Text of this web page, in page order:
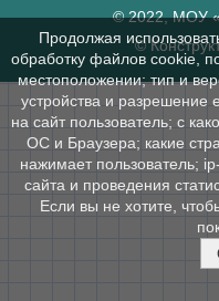
© 2022, МОУ
©
Продолжая
обработку файлов cookie,
местоположении; тип и
устройства и разрешение
на сайт пользователь; с
ОС и Браузера; какие
нажимает пользователь;
сайта и проведения
Если вы не хотите,